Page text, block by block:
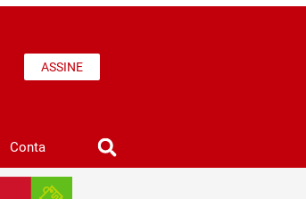
ASSINE
Conta